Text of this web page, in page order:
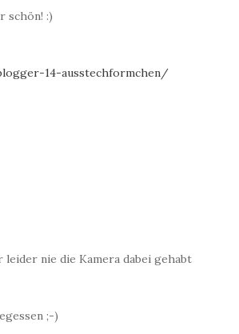
schön! :)
14-ausstechformchen/
leider nie die Kamera dabei gehabt
;-)